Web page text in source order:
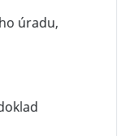
úradu,